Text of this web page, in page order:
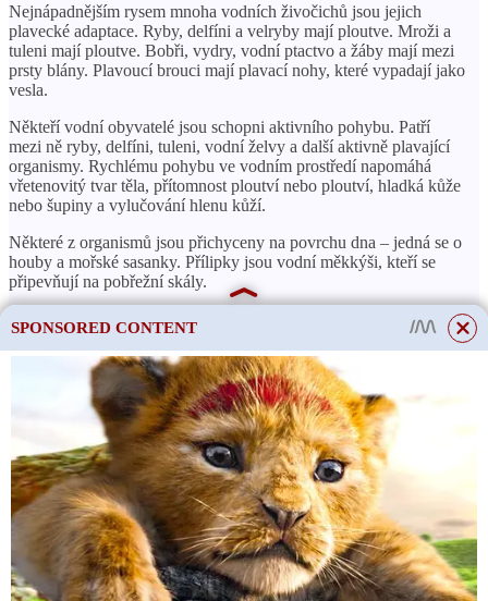
Nejnápadnějším rysem mnoha vodních živočichů jsou jejich
plavecké adaptace. Ryby, delfíni a velryby mají ploutve. Mroži a
tuleni mají ploutve. Bobři, vydry, vodní ptactvo a žáby mají mezi
prsty blány. Plavoucí brouci mají plavací nohy, které vypadají jako
vesla.
Někteří vodní obyvatelé jsou schopni aktivního pohybu. Patří
mezi ně ryby, delfíni, tuleni, vodní želvy a další aktivně plavající
organismy. Rychlému pohybu ve vodním prostředí napomáhá
vřetenovitý tvar těla, přítomnost ploutví nebo ploutví, hladká kůže
nebo šupiny a vylučování hlenu kůží.
Některé z organismů jsou přichyceny na povrchu dna – jedná se o
houby a mořské sasanky. Přílipky jsou vodní měkkýši, kteří se
připevňují na pobřežní skály.
ČTĚTE VÍCE
Jak správně prořezávat
modřín?
Mořští ježci se pasou v houštinách řas nebo sbírají drobné
částečky potravy z povrchu dna.
Hvězdice jsou zvířata žijící na dně, která se plazí pomocí nohou,
obvykle vybavených přísavkami. Hvězdice jsou predátoři, jejich
obětí jsou měkkýši.
SPONSORED CONTENT